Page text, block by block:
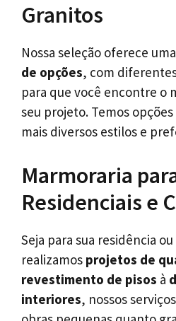
Granitos
Nossa seleção oferece uma
de opções, com
para que você encontre o
seu projeto. Temos
mais diversos estilos e
Marmoraria
Residenciais e
Seja para sua residência
realizamos projetos de
revestimento de pisos à
interiores, nossos